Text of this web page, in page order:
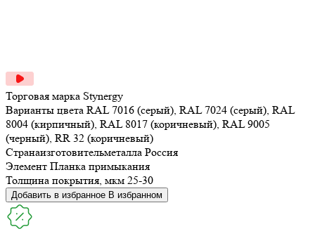
Торговая марка Stynergy
Варианты цвета RAL 7016 (серый), RAL 7024 (серый), RAL
8004 (кирпичный), RAL 8017 (коричневый), RAL 9005
(черный), RR 32 (коричневый)
Странаизготовительметалла Россия
Элемент Планка примыкания
Толщина покрытия, мкм 25-30
Добавить в избранное В избранном